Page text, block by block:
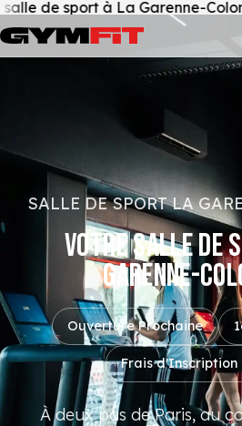
Colombes Offre de
SALLE DE SPORT LA
VOTRE SALLE DE
GARENNE-
Ouverture Prochaine
Frais d'Inscription
À deux pas de Paris, au